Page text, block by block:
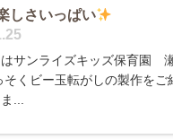
しさいっぱい
サンライズキッズ保育園
そくビー玉転がしの製作をご
...